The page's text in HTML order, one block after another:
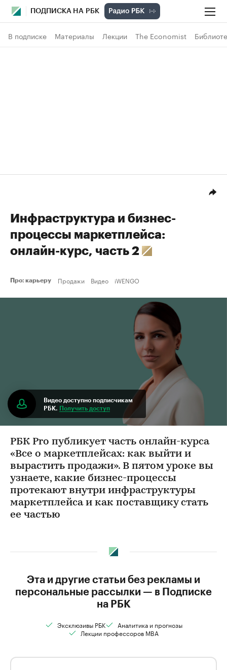
ПОДПИСКА НА РБК
В подписке Материалы Лекции The Economist
Инфраструктура и бизнес-
процессы маркетплейса:
онлайн-курс, часть 2
Про: карьеру Продажи Видео iWENGO
Видео доступно подписчикам
РБК. Получить доступ
РБК Pro публикует часть онлайн-курса
«Все о маркетплейсах: как выйти и
вырастить продажи». В пятом уроке вы
узнаете, какие бизнес-процессы
протекают внутри инфраструктуры
маркетплейса и как поставщику стать
ее частью
Эта и другие статьи без рекламы и
персональные рассылки — в Подписке
на РБК
Эксклюзивы РБК
Аналитика и прогнозы
Лекции профессоров MBA